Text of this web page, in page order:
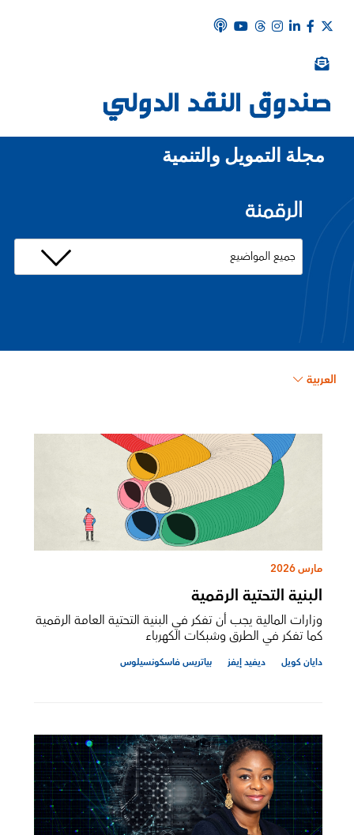
مجلة التمويل والتنمية
الرقمنة
العربية
مارس 2026
البنية التحتية الرقمية
وزارات المالية يجب أن تفكر في البنية التحتية العامة الرقمية
كما تفكر في الطرق وشبكات الكهرباء
دايان كويل ديفيد إيفز بياتريس فاسكونسيلوس